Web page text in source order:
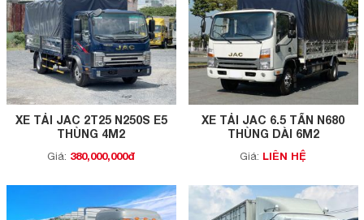
XE TẢI JAC 2T25 N250S E5
THÙNG 4M2
Giá: 380,000,000đ
XE TẢI JAC 6.5 TẤN N680
THÙNG DÀI 6M2
Giá: LIÊN HỆ